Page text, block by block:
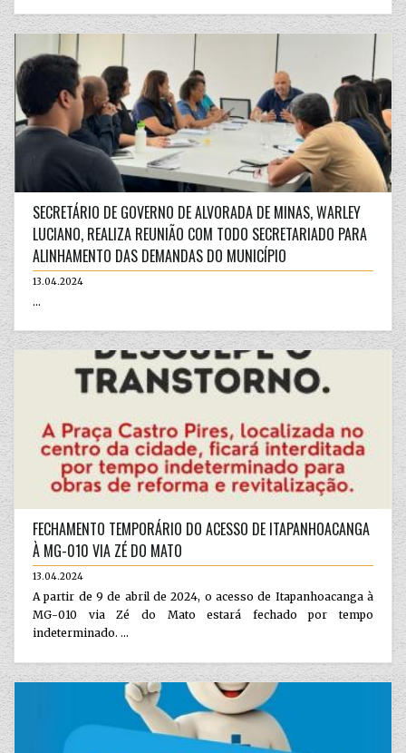
SECRETÁRIO DE GOVERNO DE ALVORADA DE MINAS, WARLEY
LUCIANO, REALIZA REUNIÃO COM TODO SECRETARIADO PARA
ALINHAMENTO DAS DEMANDAS DO MUNICÍPIO
13.04.2024
...
FECHAMENTO TEMPORÁRIO DO ACESSO DE ITAPANHOACANGA
À MG-010 VIA ZÉ DO MATO
13.04.2024
A partir de 9 de abril de 2024, o acesso de Itapanhoacanga à
MG-010 via Zé do Mato estará fechado por tempo
indeterminado. ...